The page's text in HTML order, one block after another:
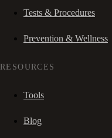
Tests & Procedures
Prevention & Wellness
RESOURCES
Tools
Blog